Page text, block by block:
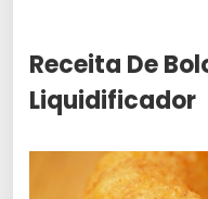
Receita De
Liquidificador